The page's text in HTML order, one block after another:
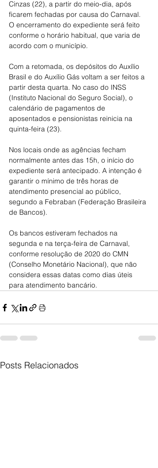
Cinzas (22), a partir do meio-dia, após
ficarem fechadas por causa do Carnaval.
O encerramento do expediente será feito
conforme o horário habitual, que varia de
acordo com o município.
Com a retomada, os depósitos do Auxílio
Brasil e do Auxílio Gás voltam a ser feitos a
partir desta quarta. No caso do INSS
(Instituto Nacional do Seguro Social), o
calendário de pagamentos de
aposentados e pensionistas reinicia na
quinta-feira (23).
Nos locais onde as agências fecham
normalmente antes das 15h, o início do
expediente será antecipado. A intenção é
garantir o mínimo de três horas de
atendimento presencial ao público,
segundo a Febraban (Federação Brasileira
de Bancos).
Os bancos estiveram fechados na
segunda e na terça-feira de Carnaval,
conforme resolução de 2020 do CMN
(Conselho Monetário Nacional), que não
considera essas datas como dias úteis
para atendimento bancário.
Posts Relacionados